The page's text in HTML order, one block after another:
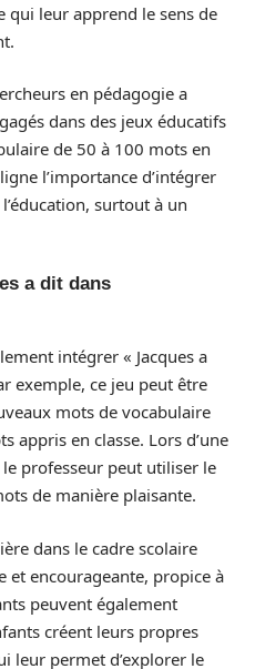
qui leur apprend le sens de
en pédagogie a
dans des jeux éducatifs
de 50 à 100 mots en
l’importance d’intégrer
surtout à un
a dit dans
intégrer « Jacques a
exemple, ce jeu peut être
mots de vocabulaire
appris en classe. Lors d’une
le professeur peut utiliser le
de manière plaisante.
dans le cadre scolaire
et encourageante, propice à
peuvent également
créent leurs propres
leur permet d’explorer le